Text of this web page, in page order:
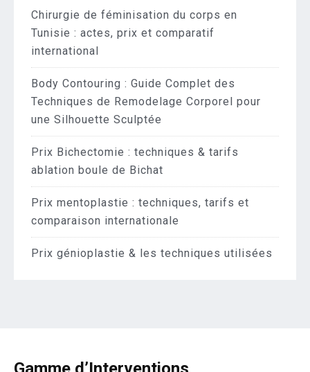
Chirurgie de féminisation du corps en
Tunisie : actes, prix et comparatif
international
Body Contouring : Guide Complet des
Techniques de Remodelage Corporel pour
une Silhouette Sculptée
Prix Bichectomie : techniques & tarifs
ablation boule de Bichat
Prix mentoplastie : techniques, tarifs et
comparaison internationale
Prix génioplastie & les techniques utilisées